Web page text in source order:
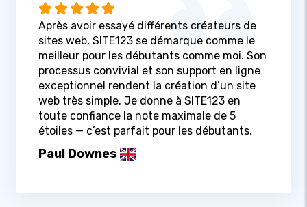
Après avoir essayé différents créateurs de
sites web, SITE123 se démarque comme le
meilleur pour les débutants comme moi. Son
processus convivial et son support en ligne
exceptionnel rendent la création d’un site
web très simple. Je donne à SITE123 en
toute confiance la note maximale de 5
étoiles — c’est parfait pour les débutants.
Paul Downes